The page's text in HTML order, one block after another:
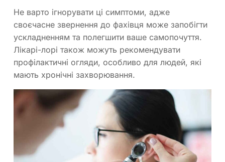
Не варто ігнорувати ці симптоми, адже
своєчасне звернення до фахівця може запобігти
ускладненням та полегшити ваше самопочуття.
Лікарі-лорі також можуть рекомендувати
профілактичні огляди, особливо для людей, які
мають хронічні захворювання.